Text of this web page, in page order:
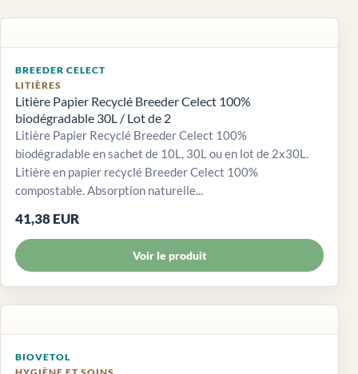
BREEDER CELECT
LITIÈRES
Litière Papier Recyclé Breeder Celect 100%
biodégradable 30L / Lot de 2
Litière Papier Recyclé Breeder Celect 100%
biodégradable en sachet de 10L, 30L ou en lot de 2x30L.
Litière en papier recyclé Breeder Celect 100%
compostable. Absorption naturelle...
41,38 EUR
Voir le produit
BIOVETOL